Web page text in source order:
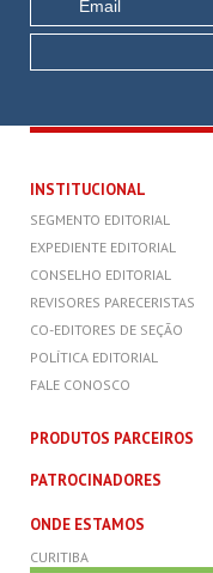
INSTITUCIONAL
SEGMENTO EDITORIAL
EXPEDIENTE EDITORIAL
CONSELHO EDITORIAL
REVISORES PARECERISTAS
CO-EDITORES DE SEÇÃO
POLÍTICA EDITORIAL
FALE CONOSCO
PRODUTOS PARCEIROS
PATROCINADORES
ONDE ESTAMOS
CURITIBA